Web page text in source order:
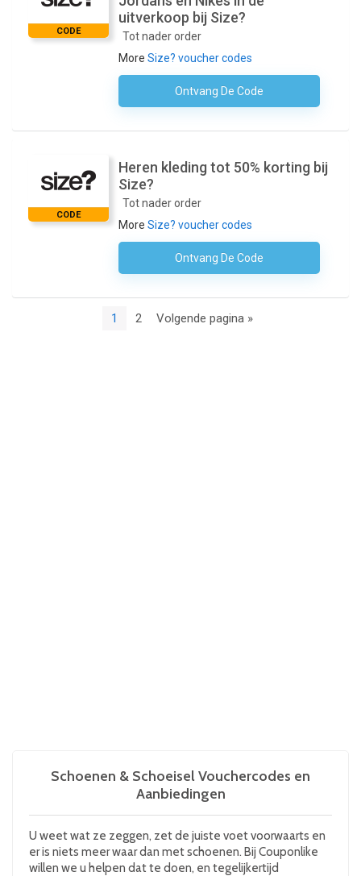
CODE
uitverkoop bij Size?
Tot nader order
More Size? voucher codes
Ontvang De CodeGeen Code Nodig
CODE
Heren kleding tot 50% korting bij
Size?
Tot nader order
More Size? voucher codes
Ontvang De CodeGeen Code Nodig
1 2 Volgende pagina »
Schoenen & Schoeisel Vouchercodes en
Aanbiedingen
U weet wat ze zeggen, zet de juiste voet voorwaarts en
er is niets meer waar dan met schoenen. Bij Couponlike
willen we u helpen dat te doen, en tegelijkertijd